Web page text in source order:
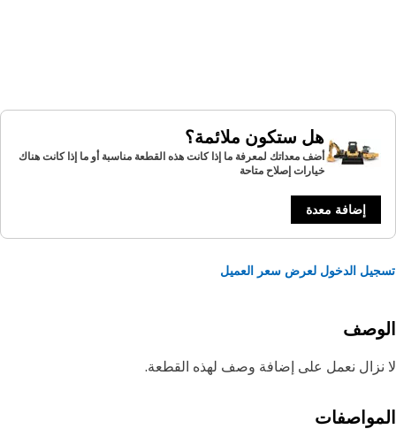
هل ستكون ملائمة؟
أضف معداتك لمعرفة ما إذا كانت هذه القطعة مناسبة أو ما إذا كانت هناك
خيارات إصلاح متاحة
إضافة معدة
الدخول لعرض سعر العميل
نزال نعمل على إضافة وصف لهذه القطعة.